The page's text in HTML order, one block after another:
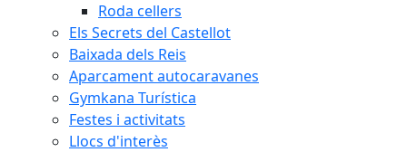
Roda cellers
Els Secrets del Castellot
Baixada dels Reis
Aparcament autocaravanes
Gymkana Turística
Festes i activitats
Llocs d'interès